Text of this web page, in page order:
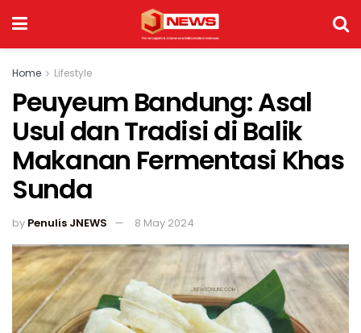
Home Lifestyle
Peuyeum Bandung: Asal
Usul dan Tradisi di Balik
Makanan Fermentasi Khas
Sunda
by Penulis JNEWS 8 May 2024